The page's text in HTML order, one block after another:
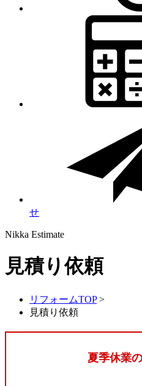
せ
Nikka Estimate
見積り依頼
リフォームTOP>
見積り依頼
夏季休業